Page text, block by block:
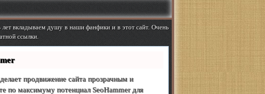
вкладываем душу в наши фанфики и в этот сайт. Очень
ссылки.
продвижение сайта прозрачным и
по максимуму потенциал SeoHammer для